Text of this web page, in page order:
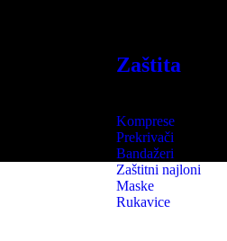
Zaštita
Komprese
Prekrivači
Bandažeri
Zaštitni najloni
Maske
Rukavice